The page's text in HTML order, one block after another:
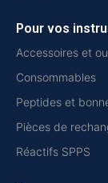
Pour vos
Accessoires et
Consommables
Peptides et
Pièces de
Réactifs SPPS